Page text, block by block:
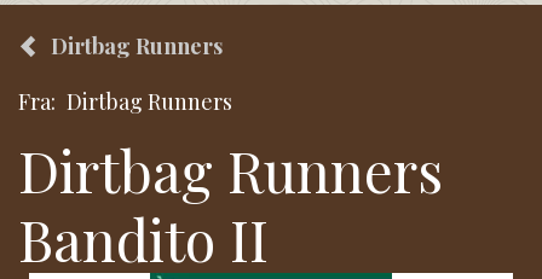
Dirtbag Runners
Fra: Dirtbag Runners
Dirtbag Runners
Bandito II